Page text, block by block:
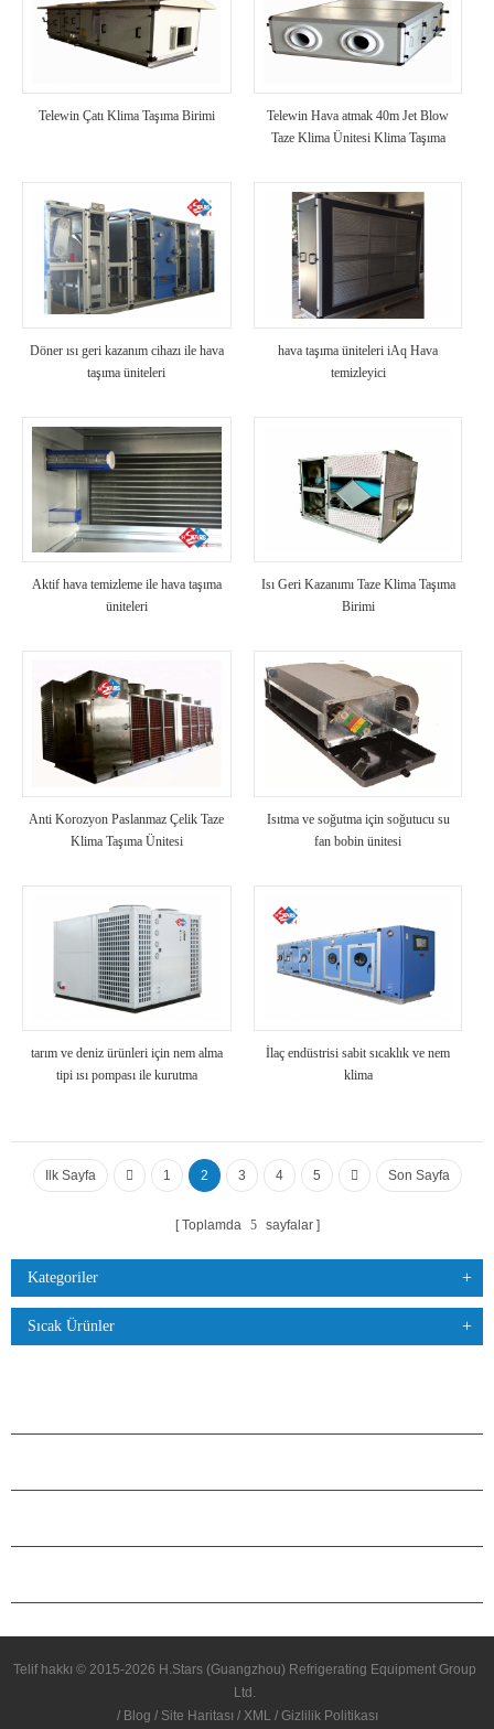
Telewin Çatı Klima Taşıma Birimi
Telewin Hava atmak 40m Jet Blow
Taze Klima Ünitesi Klima Taşıma
Döner ısı geri kazanım cihazı ile hava
taşıma üniteleri
hava taşıma üniteleri iAq Hava
temizleyici
Aktif hava temizleme ile hava taşıma
üniteleri
Isı Geri Kazanımı Taze Klima Taşıma
Birimi
Anti Korozyon Paslanmaz Çelik Taze
Klima Taşıma Ünitesi
Isıtma ve soğutma için soğutucu su
fan bobin ünitesi
tarım ve deniz ürünleri için nem alma
tipi ısı pompası ile kurutma
İlaç endüstrisi sabit sıcaklık ve nem
klima
Ilk Sayfa 1 2 3 4 5 Son Sayfa
Toplamda 5 sayfalar
Kategoriler
Sıcak Ürünler
Telif hakkı © 2015-2026 H.Stars (Guangzhou) Refrigerating Equipment Group
Ltd.
/ Blog / Site Haritası / XML / Gizlilik Politikası